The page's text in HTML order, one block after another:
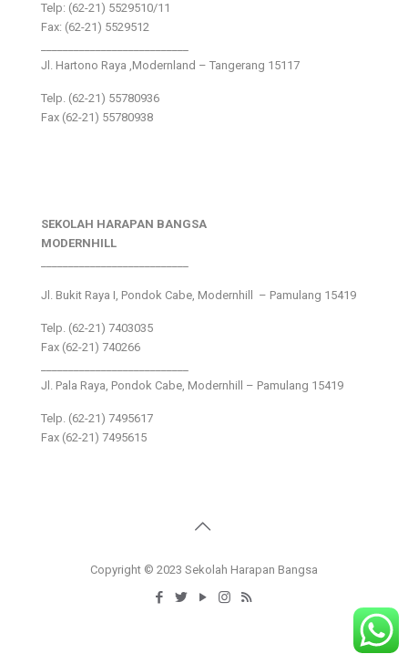
Telp: (62-21) 5529510/11
Fax: (62-21) 5529512
Jl. Hartono Raya ,Modernland – Tangerang 15117
Telp. (62-21) 55780936
Fax (62-21) 55780938
SEKOLAH HARAPAN BANGSA
MODERNHILL
Jl. Bukit Raya I, Pondok Cabe, Modernhill – Pamulang 15419
Telp. (62-21) 7403035
Fax (62-21) 740266
Jl. Pala Raya, Pondok Cabe, Modernhill – Pamulang 15419
Telp. (62-21) 7495617
Fax (62-21) 7495615
Copyright © 2023 Sekolah Harapan Bangsa